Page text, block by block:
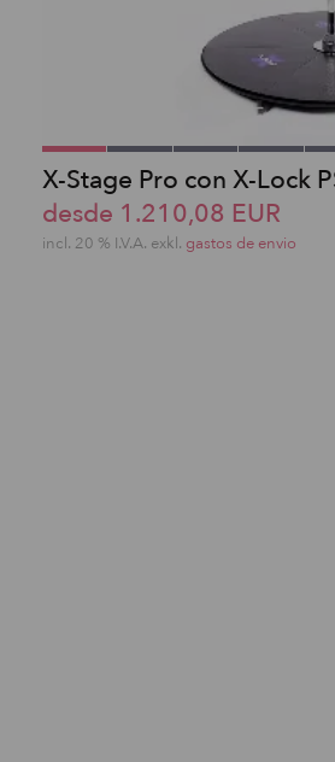
X-Stage Pro con X-Lock
desde 1.210,08 EUR
incl. 20 % I.V.A. exkl. gastos de envio